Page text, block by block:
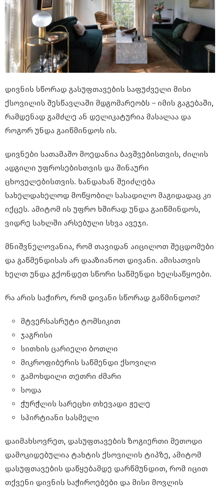
დივნის სწორად გასუფთავების საფუძველი მისი
ქსოვილის შესწავლაში მდგომარეობს – იმის გაგებაში,
რამდენად გამძლე ან დელიკატურია მასალაა და
როგორ უნდა გაიწმინდოს ის.
დივნები სათამაშო მოედანია ბავშვებისთვის, ძილის
ადგილი უფროსებისთვის და შინაური
ცხოველებისთვის. ხანდახან შეიძლება
სახელდახელოდ მოწყობილ სასადილო მაგიდადაც კი
იქცეს. ამიტომ ის უფრო ხშირად უნდა გაიწმინდოს,
ვიდრე სახლში არსებული სხვა ავეჯი.
მნიშვნელოვანია, რომ თავიდან აიცილოთ შეცდომები
და გაწმენდისას არ დააზიანოთ დივანი. ამისათვის
ხელთ უნდა გქონდეთ სწორი საწმენდი ხელსაწყოები.
რა არის საჭირო, რომ დივანი სწორად გაწმინდოთ?
მტვერსასრუტი ტომსიკით
ჯაგრისი
სითხის ცარიელი ბოთლი
მიკროფიბერის საწმენდი ქსოვილი
გამოხდილი თეთრი ძმარი
სოდა
ჭურჭლის სარეცხი თხევადი ჟელე
სპირტიანი სასმელი
დაიმახსოვრეთ, დასუფთავების ზოგიერთი მეთოდი
დამოკიდებულია ტახტის ქსოვილის ტიპზე, ამიტომ
დასუფთავების დაწყებამდე დარწმუნდით, რომ იცით
თქვენი დივნის საჭიროებები და მისი მოვლის